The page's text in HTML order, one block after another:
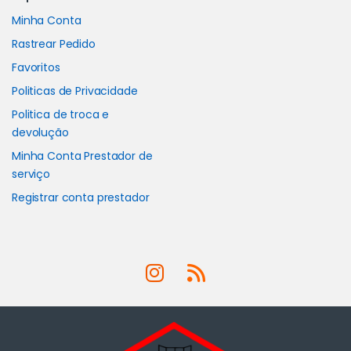
Minha Conta
Rastrear Pedido
Favoritos
Politicas de Privacidade
Politica de troca e
devolução
Minha Conta Prestador de
serviço
Registrar conta prestador